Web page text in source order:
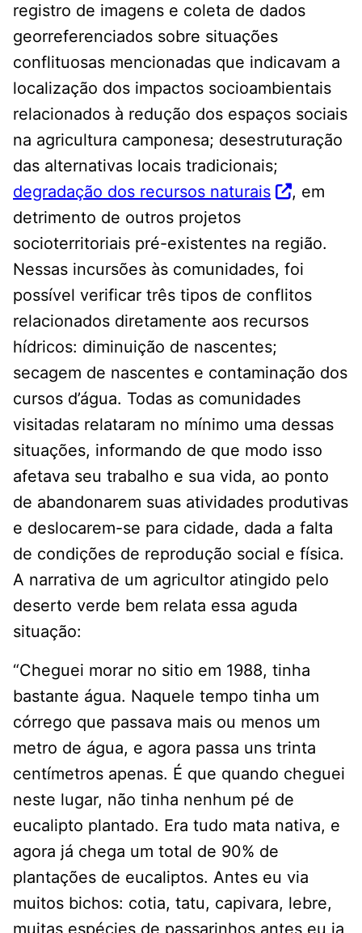
registro de imagens e coleta de dados
georreferenciados sobre situações
conflituosas mencionadas que indicavam a
localização dos impactos socioambientais
relacionados à redução dos espaços sociais
na agricultura camponesa; desestruturação
das alternativas locais tradicionais;
degradação dos recursos naturais
, em
detrimento de outros projetos
socioterritoriais pré-existentes na região.
Nessas incursões às comunidades, foi
possível verificar três tipos de conflitos
relacionados diretamente aos recursos
hídricos: diminuição de nascentes;
secagem de nascentes e contaminação dos
cursos d’água. Todas as comunidades
visitadas relataram no mínimo uma dessas
situações, informando de que modo isso
afetava seu trabalho e sua vida, ao ponto
de abandonarem suas atividades produtivas
e deslocarem-se para cidade, dada a falta
de condições de reprodução social e física.
A narrativa de um agricultor atingido pelo
deserto verde bem relata essa aguda
situação:
“Cheguei morar no sitio em 1988, tinha
bastante água. Naquele tempo tinha um
córrego que passava mais ou menos um
metro de água, e agora passa uns trinta
centímetros apenas. É que quando cheguei
neste lugar, não tinha nenhum pé de
eucalipto plantado. Era tudo mata nativa, e
agora já chega um total de 90% de
plantações de eucaliptos. Antes eu via
muitos bichos: cotia, tatu, capivara, lebre,
muitas espécies de passarinhos antes eu ia